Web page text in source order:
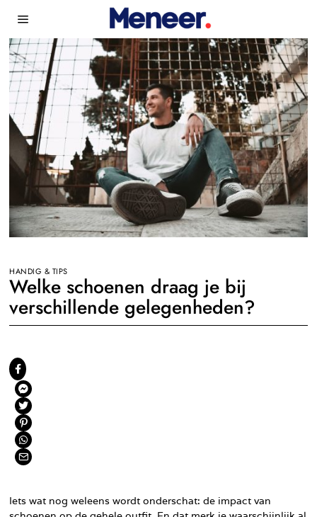
HANDIG & TIPS
Welke schoenen draag je bij
verschillende gelegenheden?
Iets wat nog weleens wordt onderschat: de impact van